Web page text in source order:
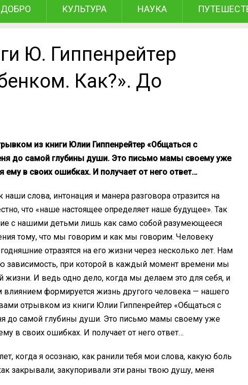
ДОБРО КУЛЬТУРА НАУКА
Ю. Гиппенрейтер
Как?». До
из книги Юлии Гиппенрейтер «Общаться с
до самой глубины души. Это письмо мамы своему уже
ему в своих ошибках. И получает от него ответ…
слова, интонация и манера разговора отразится на
что «наше настоящее определяет наше будущее». Так
с нашими детьми лишь как само собой разумеющееся
тому, что мы говорим и как мы говорим. Человеку
отразятся на его жизни через несколько лет. Нам
зависимость, при которой в каждый момент времени мы
И ведь одно дело, когда мы делаем это для себя, и
формируется жизнь другого человека — нашего
отрывком из книги Юлии Гиппенрейтер «Общаться с
до самой глубины души. Это письмо мамы своему уже
в своих ошибках. И получает от него ответ…
когда я осознаю, как ранили тебя мои слова, какую боль
закрывали, закупоривали эти раны твою душу, меня